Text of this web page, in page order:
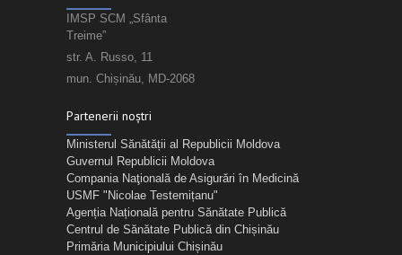
IMSP SCM „Sfânta
Treime”
str. A. Russo, 11
mun. Chișinău, MD-2068
Partenerii noștri
Ministerul Sănătății al Republicii Moldova
Guvernul Republicii Moldova
Compania Naţională de Asigurări în Medicină
USMF "Nicolae Testemițanu"
Agenția Națională pentru Sănătate Publică
Centrul de Sănătate Publică din Chișinău
Primăria Municipiului Chișinău